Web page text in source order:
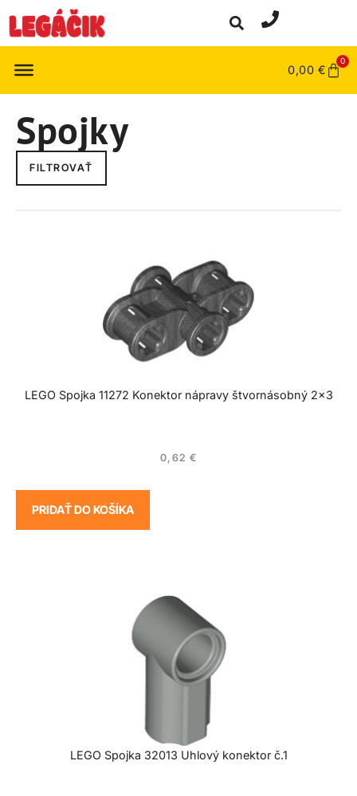
0,00 €
0
Spojky
FILTROVAŤ
LEGO Spojka 11272 Konektor nápravy štvornásobný 2×3
0,62 €
PRIDAŤ DO KOŠÍKA
LEGO Spojka 32013 Uhlový konektor č.1